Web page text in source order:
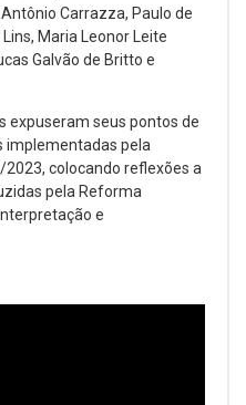
Carrazza, Paulo de
Maria Leonor Leite
Galvão de Britto e
expuseram seus pontos de
implementadas pela
2023, colocando reflexões a
pela Reforma
e